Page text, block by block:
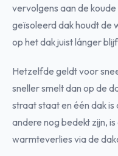
vervolgens aan de
geïsoleerd dak houdt de
op het dak juist lánger
Hetzelfde geldt voor
sneller smelt dan op de
straat staat en één dak
andere nog bedekt zijn,
warmteverlies via de